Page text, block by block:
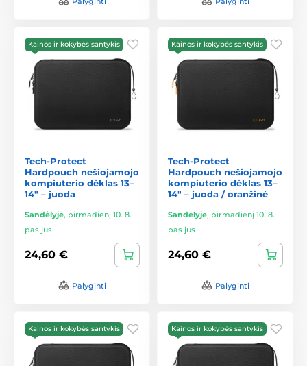
Kainos ir kokybės santykis
Tech-Protect
Hardpouch nešiojamojo
kompiuterio dėklas 13–
14" – juoda
Sandėlyje, pirmadienį 10. 8.
pas jus
24,60 €
Palyginti
Kainos ir kokybės santykis
Tech-Protect
Hardpouch nešiojamojo
kompiuterio dėklas 13–
14" – juoda / oranžinė
Sandėlyje, pirmadienį 10. 8.
pas jus
24,60 €
Palyginti
Kainos ir kokybės santykis Kainos ir kokybės santykis